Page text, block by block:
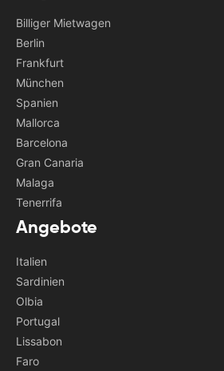
Billiger Mietwagen
Berlin
Frankfurt
München
Spanien
Mallorca
Barcelona
Gran Canaria
Malaga
Tenerrifa
Angebote
Italien
Sardinien
Olbia
Portugal
Lissabon
Faro